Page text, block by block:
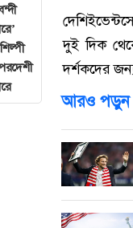
দুই দিক
দর্শকদের
আরও পড়ুন